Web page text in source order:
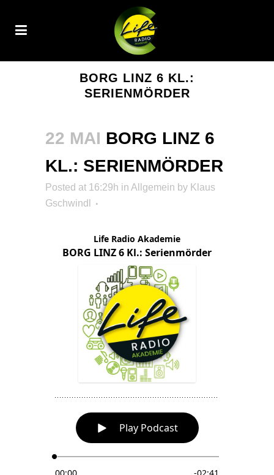
BORG LINZ 6 KL.:
SERIENMÖRDER
22 MAI BORG LINZ 6
KL.: SERIENMÖRDER
Posted at 16:29h in Allgemein by Klaus
Gschwindl